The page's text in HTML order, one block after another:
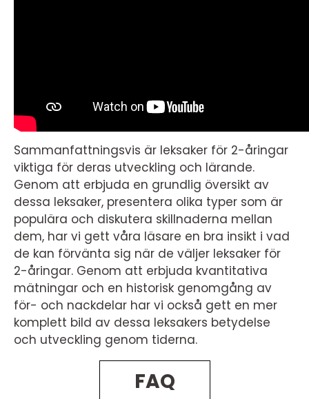
Sammanfattningsvis är leksaker för 2-åringar
viktiga för deras utveckling och lärande.
Genom att erbjuda en grundlig översikt av
dessa leksaker, presentera olika typer som är
populära och diskutera skillnaderna mellan
dem, har vi gett våra läsare en bra insikt i vad
de kan förvänta sig när de väljer leksaker för
2-åringar. Genom att erbjuda kvantitativa
mätningar och en historisk genomgång av
för- och nackdelar har vi också gett en mer
komplett bild av dessa leksakers betydelse
och utveckling genom tiderna.
FAQ